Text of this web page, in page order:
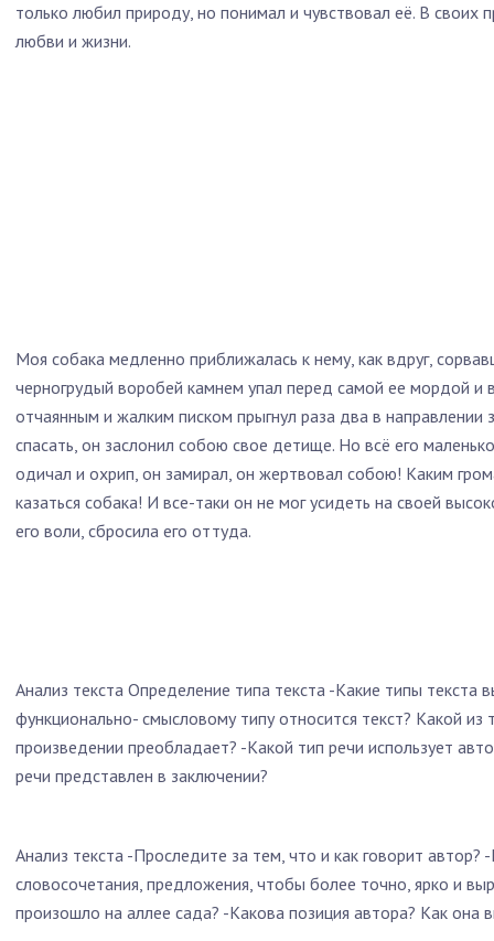
только любил природу, но понимал и чувствовал её. В своих
любви и жизни.
Моя собака медленно приближалась к нему, как вдруг,
черногрудый воробей камнем упал перед самой ее мордой и
отчаянным и жалким писком прыгнул раза два в направлении
спасать, он заслонил собою свое детище. Но всё его
одичал и охрип, он замирал, он жертвовал собою! Каким
казаться собака! И все-таки он не мог усидеть на своей
его воли, сбросила его оттуда.
Анализ текста Определение типа текста -Какие типы текста
функционально- смысловому типу относится текст? Какой из
произведении преобладает? -Какой тип речи использует
речи представлен в заключении?
Анализ текста -Проследите за тем, что и как говорит автор?
словосочетания, предложения, чтобы более точно, ярко и
произошло на аллее сада? -Какова позиция автора? Как она